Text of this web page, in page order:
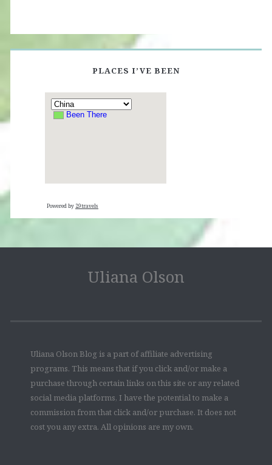
PLACES I’VE BEEN
Powered by 29travels
Uliana Olson
Uliana Olson Blog is a part of affiliate advertising
programs. This means that if you click and/or make a
purchase through certain links on this site or any related
social media platforms, I have the potential to make a
commission from that click and/or purchase. It does not
cost you any extra. All opinions are my own.